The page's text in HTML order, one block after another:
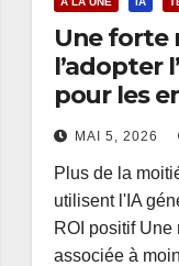
Une forte
l’adopter
pour les
MAI 5, 2026
Plus de la
utilisent l'IA
ROI positif Une
associée à